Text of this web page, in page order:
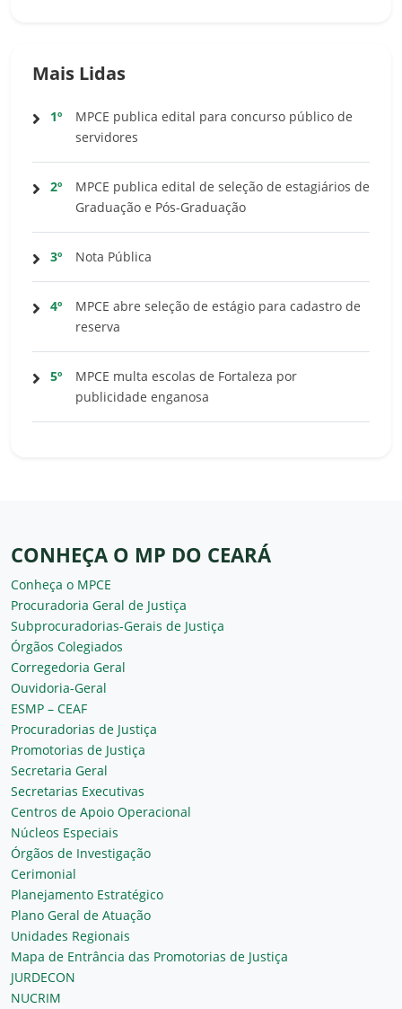
Mais Lidas
1º
MPCE publica edital para concurso público de
servidores
2º
MPCE publica edital de seleção de estagiários de
Graduação e Pós-Graduação
3º Nota Pública
4º
MPCE abre seleção de estágio para cadastro de
reserva
5º
MPCE multa escolas de Fortaleza por
publicidade enganosa
CONHEÇA O MP DO CEARÁ
Conheça o MPCE
Procuradoria Geral de Justiça
Subprocuradorias-Gerais de Justiça
Órgãos Colegiados
Corregedoria Geral
Ouvidoria-Geral
ESMP – CEAF
Procuradorias de Justiça
Promotorias de Justiça
Secretaria Geral
Secretarias Executivas
Centros de Apoio Operacional
Núcleos Especiais
Órgãos de Investigação
Cerimonial
Planejamento Estratégico
Plano Geral de Atuação
Unidades Regionais
Mapa de Entrância das Promotorias de Justiça
JURDECON
NUCRIM